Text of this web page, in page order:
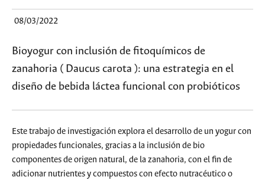
08/03/2022
Bioyogur con inclusión de fitoquímicos de
zanahoria ( Daucus carota ): una estrategia en el
diseño de bebida láctea funcional con probióticos
Este trabajo de investigación explora el desarrollo de un yogur con
propiedades funcionales, gracias a la inclusión de bio
componentes de origen natural, de la zanahoria, con el fin de
adicionar nutrientes y compuestos con efecto nutracéutico o